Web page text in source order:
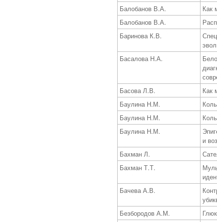
Балобанов В.А.
Как
Балобанов В.А.
Баринова К.В.
Басалова Н.А.
Басова Л.В.
Как
Баулина Н.М.
Баулина Н.М.
Баулина Н.М.
и
Бахман Л.
Бахман Т.Т.
Бачева А.В.
Безбородов А.М.